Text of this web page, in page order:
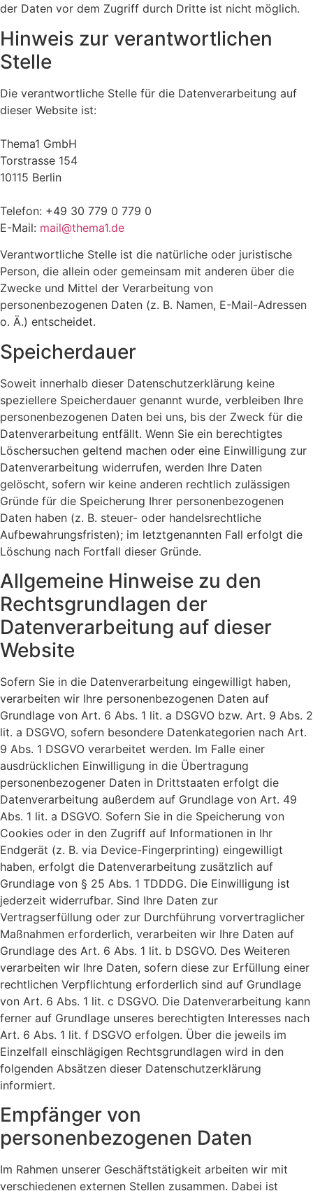
der Daten vor dem Zugriff durch Dritte ist nicht möglich.
Hinweis zur verantwortlichen
Stelle
Die verantwortliche Stelle für die Datenverarbeitung auf
dieser Website ist:
Thema1 GmbH
Torstrasse 154
10115 Berlin
Telefon: +49 30 779 0 779 0
E-Mail: mail@thema1.de
Verantwortliche Stelle ist die natürliche oder juristische
Person, die allein oder gemeinsam mit anderen über die
Zwecke und Mittel der Verarbeitung von
personenbezogenen Daten (z. B. Namen, E-Mail-Adressen
o. Ä.) entscheidet.
Speicherdauer
Soweit innerhalb dieser Datenschutzerklärung keine
speziellere Speicherdauer genannt wurde, verbleiben Ihre
personenbezogenen Daten bei uns, bis der Zweck für die
Datenverarbeitung entfällt. Wenn Sie ein berechtigtes
Löschersuchen geltend machen oder eine Einwilligung zur
Datenverarbeitung widerrufen, werden Ihre Daten
gelöscht, sofern wir keine anderen rechtlich zulässigen
Gründe für die Speicherung Ihrer personenbezogenen
Daten haben (z. B. steuer- oder handelsrechtliche
Aufbewahrungsfristen); im letztgenannten Fall erfolgt die
Löschung nach Fortfall dieser Gründe.
Allgemeine Hinweise zu den
Rechtsgrundlagen der
Datenverarbeitung auf dieser
Website
Sofern Sie in die Datenverarbeitung eingewilligt haben,
verarbeiten wir Ihre personenbezogenen Daten auf
Grundlage von Art. 6 Abs. 1 lit. a DSGVO bzw. Art. 9 Abs. 2
lit. a DSGVO, sofern besondere Datenkategorien nach Art.
9 Abs. 1 DSGVO verarbeitet werden. Im Falle einer
ausdrücklichen Einwilligung in die Übertragung
personenbezogener Daten in Drittstaaten erfolgt die
Datenverarbeitung außerdem auf Grundlage von Art. 49
Abs. 1 lit. a DSGVO. Sofern Sie in die Speicherung von
Cookies oder in den Zugriff auf Informationen in Ihr
Endgerät (z. B. via Device-Fingerprinting) eingewilligt
haben, erfolgt die Datenverarbeitung zusätzlich auf
Grundlage von § 25 Abs. 1 TDDDG. Die Einwilligung ist
jederzeit widerrufbar. Sind Ihre Daten zur
Vertragserfüllung oder zur Durchführung vorvertraglicher
Maßnahmen erforderlich, verarbeiten wir Ihre Daten auf
Grundlage des Art. 6 Abs. 1 lit. b DSGVO. Des Weiteren
verarbeiten wir Ihre Daten, sofern diese zur Erfüllung einer
rechtlichen Verpflichtung erforderlich sind auf Grundlage
von Art. 6 Abs. 1 lit. c DSGVO. Die Datenverarbeitung kann
ferner auf Grundlage unseres berechtigten Interesses nach
Art. 6 Abs. 1 lit. f DSGVO erfolgen. Über die jeweils im
Einzelfall einschlägigen Rechtsgrundlagen wird in den
folgenden Absätzen dieser Datenschutzerklärung
informiert.
Empfänger von
personenbezogenen Daten
Im Rahmen unserer Geschäftstätigkeit arbeiten wir mit
verschiedenen externen Stellen zusammen. Dabei ist